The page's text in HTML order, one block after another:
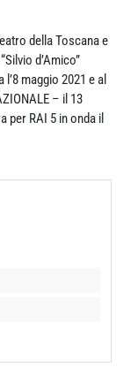
della Toscana e
d’Amico”
maggio 2021 e al
– il 13
per RAI 5 in onda il